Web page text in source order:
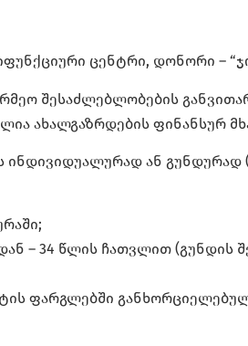
ცენტრი, დონორი –
შესაძლებლობების
ახალგაზრდების ფინანსურ
ინდივიდუალურად ან
– 34 წლის ჩათვლით (გუნდის
ფარგლებში